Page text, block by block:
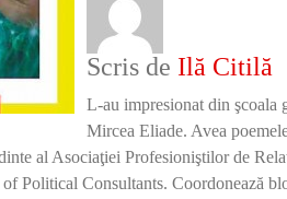
Scris de Ilă Citilă
L-au impresionat din şcoala
Mircea Eliade. Avea
al Asociaţiei Profesioniştilor de
Political Consultants. Coordonează